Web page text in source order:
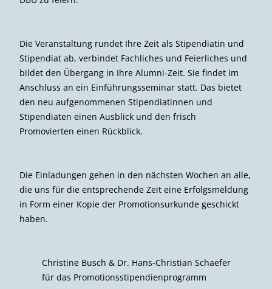
Die Veranstaltung rundet Ihre Zeit als Stipendiatin und
Stipendiat ab, verbindet Fachliches und Feierliches und
bildet den Übergang in Ihre Alumni-Zeit. Sie findet im
Anschluss an ein Einführungsseminar statt. Das bietet
den neu aufgenommenen Stipendiatinnen und
Stipendiaten einen Ausblick und den frisch
Promovierten einen Rückblick.
Die Einladungen gehen in den nächsten Wochen an alle,
die uns für die entsprechende Zeit eine Erfolgsmeldung
in Form einer Kopie der Promotionsurkunde geschickt
haben.
Christine Busch & Dr. Hans-Christian Schaefer
für das Promotionsstipendienprogramm